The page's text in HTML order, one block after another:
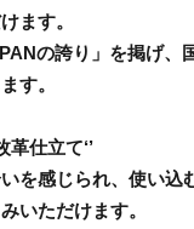
ます。
の誇り」を掲げ、
す。
革仕立て‘’
を感じられ、使い込
いただけます。